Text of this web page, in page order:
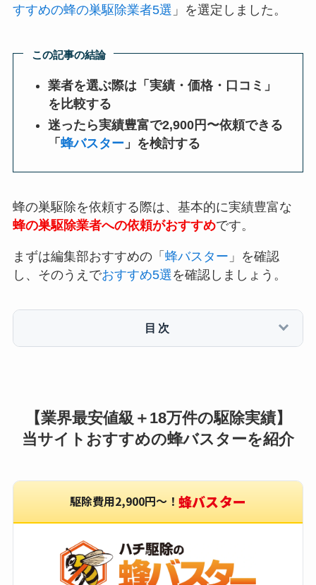
すすめの蜂の巣駆除業者5選 」を選定しました。
この記事の結論
業者を選ぶ際は「実績・価格・口コミ」
を比較する
迷ったら実績豊富で2,900円〜依頼できる
「蜂バスター 」を検討する
蜂の巣駆除を依頼する際は、基本的に実績豊富な
蜂の巣駆除業者への依頼がおすすめです。
まずは編集部おすすめの「 蜂バスター 」を確認
し、そのうえでおすすめ5選 を確認しましょう。
目次
【業界最安値級＋18万件の駆除実績】
当サイトおすすめの蜂バスターを紹介
駆除費用2,900円〜！ 蜂バスター